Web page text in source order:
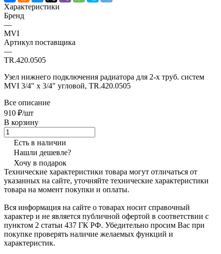
Характеристики
Бренд
—
MVI
Артикул поставщика
—
TR.420.0505
Узел нижнего подключения радиатора для 2-х труб. систем
MVI 3/4" х 3/4" угловой, TR.420.0505
Все описание
910 ₽/шт
В корзину
Есть в наличии
Нашли дешевле?
Хочу в подарок
Технические характеристики товара могут отличаться от
указанных на сайте, уточняйте технические характеристики
товара на момент покупки и оплаты.
Вся информация на сайте о товарах носит справочный
характер и не является публичной офертой в соответствии с
пунктом 2 статьи 437 ГК РФ. Убедительно просим Вас при
покупке проверять наличие желаемых функций и
характеристик.